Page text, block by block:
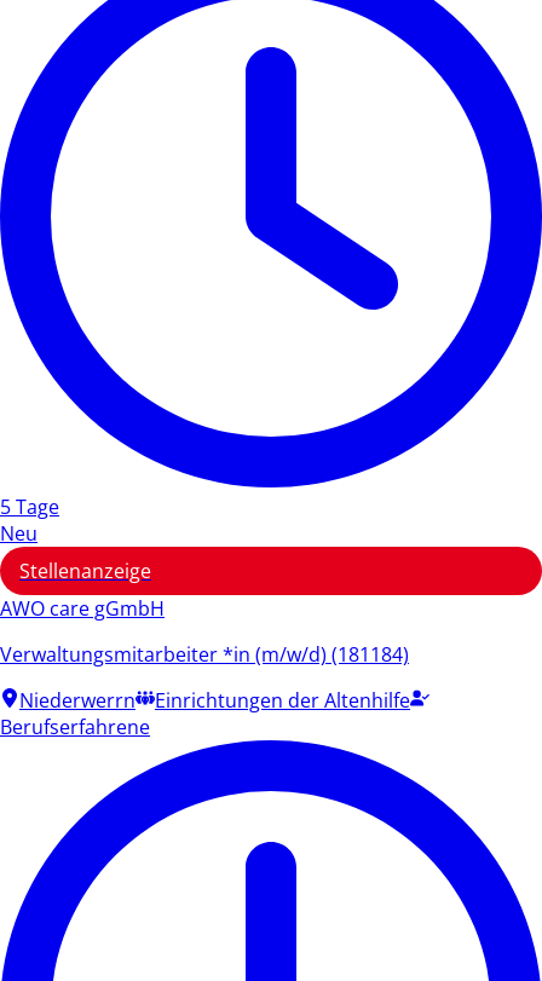
5 Tage
Neu
Stellenanzeige
AWO care gGmbH
Verwaltungsmitarbeiter *in (m/w/d) (181184)
Niederwerrn
Einrichtungen der Altenhilfe
Berufserfahrene